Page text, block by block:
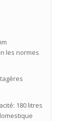
les normes
180 litres